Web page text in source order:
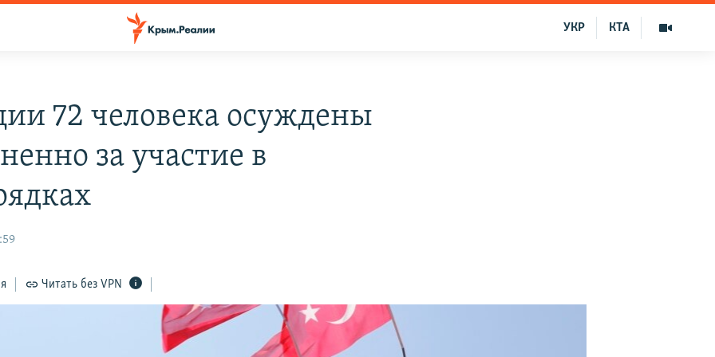
КТА
УКР
72 человека осуждены
за участие в
Читать без VPN